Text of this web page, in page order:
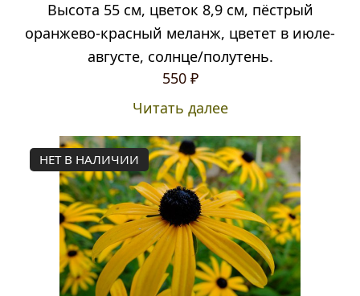
Высота 55 см, цветок 8,9 см, пёстрый
оранжево-красный меланж, цветет в июле-
августе, солнце/полутень.
550 ₽
Читать далее
НЕТ В НАЛИЧИИ